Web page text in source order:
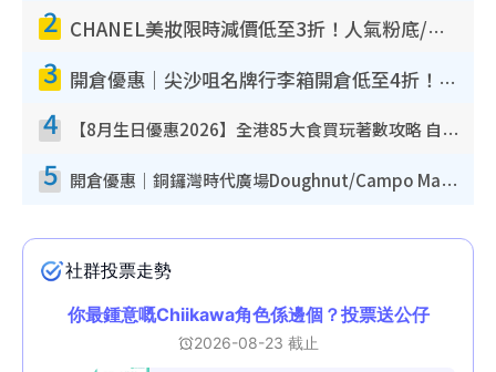
2 CHANEL美妝限時減價低至3折！人氣粉底/唇膏/精華液低至$275！COCO香水都有平
3 開倉優惠｜尖沙咀名牌行李箱開倉低至4折！一連5日 American Tourister/ace./Hallmark $200起！
4 【8月生日優惠2026】全港85大食買玩著數攻略 自助餐/火鍋放題同行免費＋誠品/DONKI送現金券
5 開倉優惠｜銅鑼灣時代廣場Doughnut/Campo Marzio開倉低至1折！背囊、書包、手袋劈價$200起